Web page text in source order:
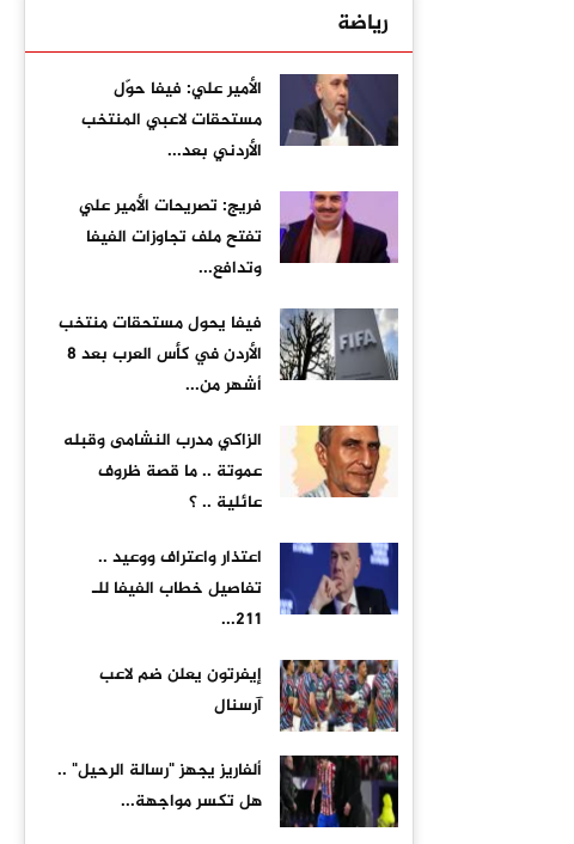
رياضة
الأمير علي: فيفا حوّل
مستحقات لاعبي المنتخب
الأردني بعد...
فريج: تصريحات الأمير علي
تفتح ملف تجاوزات الفيفا
وتدافع...
فيفا يحول مستحقات منتخب
الأردن في كأس العرب بعد 8
أشهر من...
الزاكي مدرب النشامى وقبله
عموتة .. ما قصة ظروف
عائلية .. ؟
اعتذار واعتراف ووعيد ..
تفاصيل خطاب الفيفا للـ
211...
إيفرتون يعلن ضم لاعب
آرسنال
ألفاريز يجهز "رسالة الرحيل" ..
هل تكسر مواجهة...